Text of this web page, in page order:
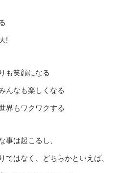
!
も笑顔になる
んなも楽しくなる
界もワクワクする
事は起こるし、
ではなく、どちらかといえば、